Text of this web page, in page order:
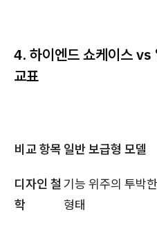
4. 하이엔드 쇼케이스 vs
교표
비교 항목 일반 보급형 모델
디자인 철
학
기능 위주의 투박한
형태